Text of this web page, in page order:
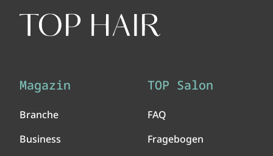
Magazin
Branche
Business
TOP Salon
FAQ
Fragebogen